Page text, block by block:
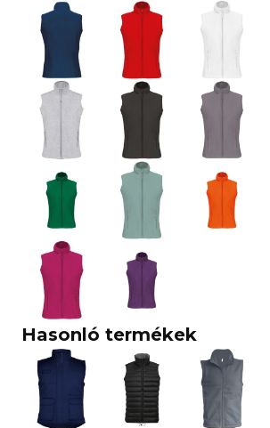
Hasonló termékek